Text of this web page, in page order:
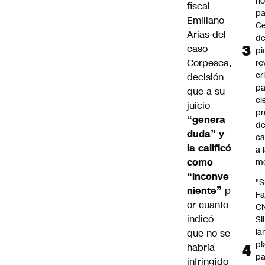
fiscal
Emiliano
Arias del
caso
Corpesca,
decisión
que a su
juicio
“genera
duda” y
la calificó
como
“inconve
niente” p
or cuanto
indicó
que no se
habría
infringido
de
a
SII